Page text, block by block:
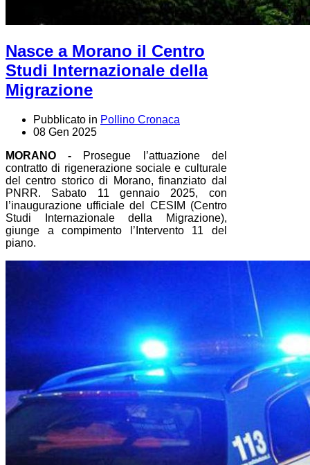
Nasce a Morano il Centro
Studi Internazionale della
Migrazione
Pubblicato in Pollino Cronaca
08 Gen 2025
MORANO - Prosegue l’attuazione del
contratto di rigenerazione sociale e culturale
del centro storico di Morano, finanziato dal
PNRR. Sabato 11 gennaio 2025, con
l’inaugurazione ufficiale del CESIM (Centro
Studi Internazionale della Migrazione),
giunge a compimento l’Intervento 11 del
piano.